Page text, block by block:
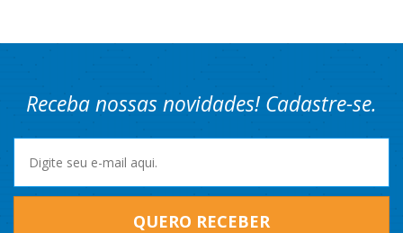
Receba nossas novidades! Cadastre-se.
QUERO RECEBER